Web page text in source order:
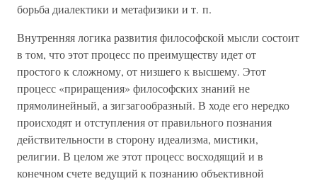
борьба диалектики и метафизики и т. п.
Внутренняя логика развития философской мысли состоит
в том, что этот процесс по преимуществу идет от
простого к сложному, от низшего к высшему. Этот
процесс «приращения» философских знаний не
прямолинейный, а зигзагообразный. В ходе его нередко
происходят и отступления от правильного познания
действительности в сторону идеализма, мистики,
религии. В целом же этот процесс восходящий и в
конечном счете ведущий к познанию объективной